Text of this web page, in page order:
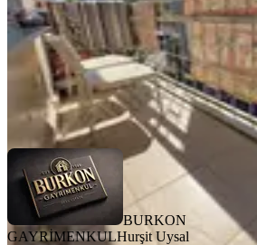
3.050.000 ₺
BURKON GAYRİMENKULHurşit Uysal
Ara
BURKON
GAYRİMENKULHurşit Uysal